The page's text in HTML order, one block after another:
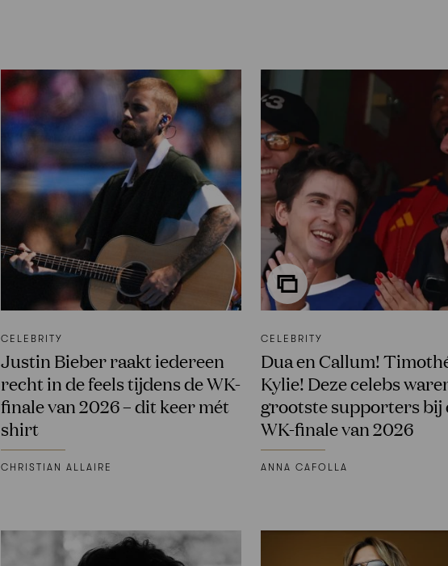
CELEBRITY
Justin Bieber raakt iedereen
recht in de feels tijdens de WK-
finale van 2026 – dit keer mét
shirt
CHRISTIAN ALLAIRE
CELEBRITY
Dua en Callum!
Kylie! Deze celebs
grootste supporters bij
WK-finale van 2026
ANNA CAFOLLA